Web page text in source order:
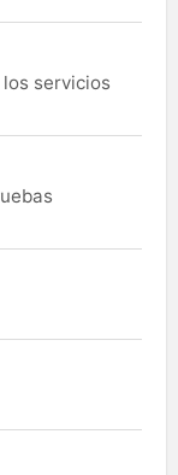
servicios